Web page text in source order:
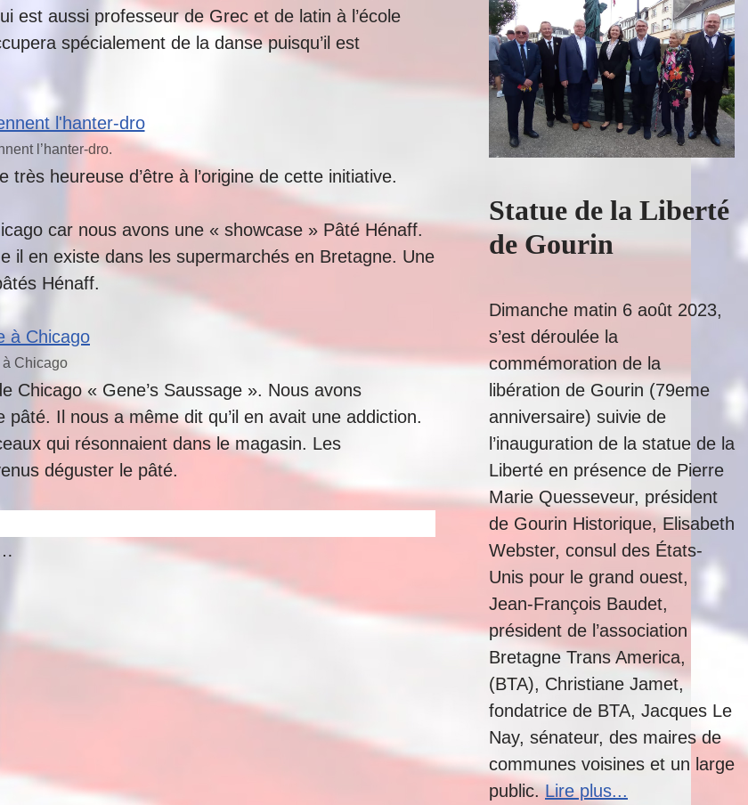
est aussi professeur de Grec et de latin à l’école
spécialement de la danse puisqu’il est
l’hanter-dro.
heureuse d’être à l’origine de cette initiative.
car nous avons une « showcase » Pâté Hénaff.
il en existe dans les supermarchés en Bretagne. Une
Hénaff.
Chicago
Chicago « Gene’s Saussage ». Nous avons
Il nous a même dit qu’il en avait une addiction.
qui résonnaient dans le magasin. Les
déguster le pâté.
Statue de la Liberté
de Gourin
Dimanche matin 6 août 2023,
s’est déroulée la
commémoration de la
libération de Gourin (79eme
anniversaire) suivie de
l’inauguration de la statue de la
Liberté en présence de Pierre
Marie Quesseveur, président
de Gourin Historique, Elisabeth
Webster, consul des États-
Unis pour le grand ouest,
Jean-François Baudet,
président de l’association
Bretagne Trans America,
(BTA), Christiane Jamet,
fondatrice de BTA, Jacques Le
Nay, sénateur, des maires de
communes voisines et un large
public.Lire plus...